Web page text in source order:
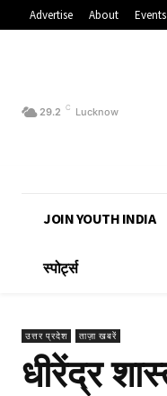
Advertise About Events
29.2 C Lucknow
JOIN YOUTH INDIA
स्पोर्ट्स
उत्तर प्रदेश ताज़ा खबरें
धीरेंद्र